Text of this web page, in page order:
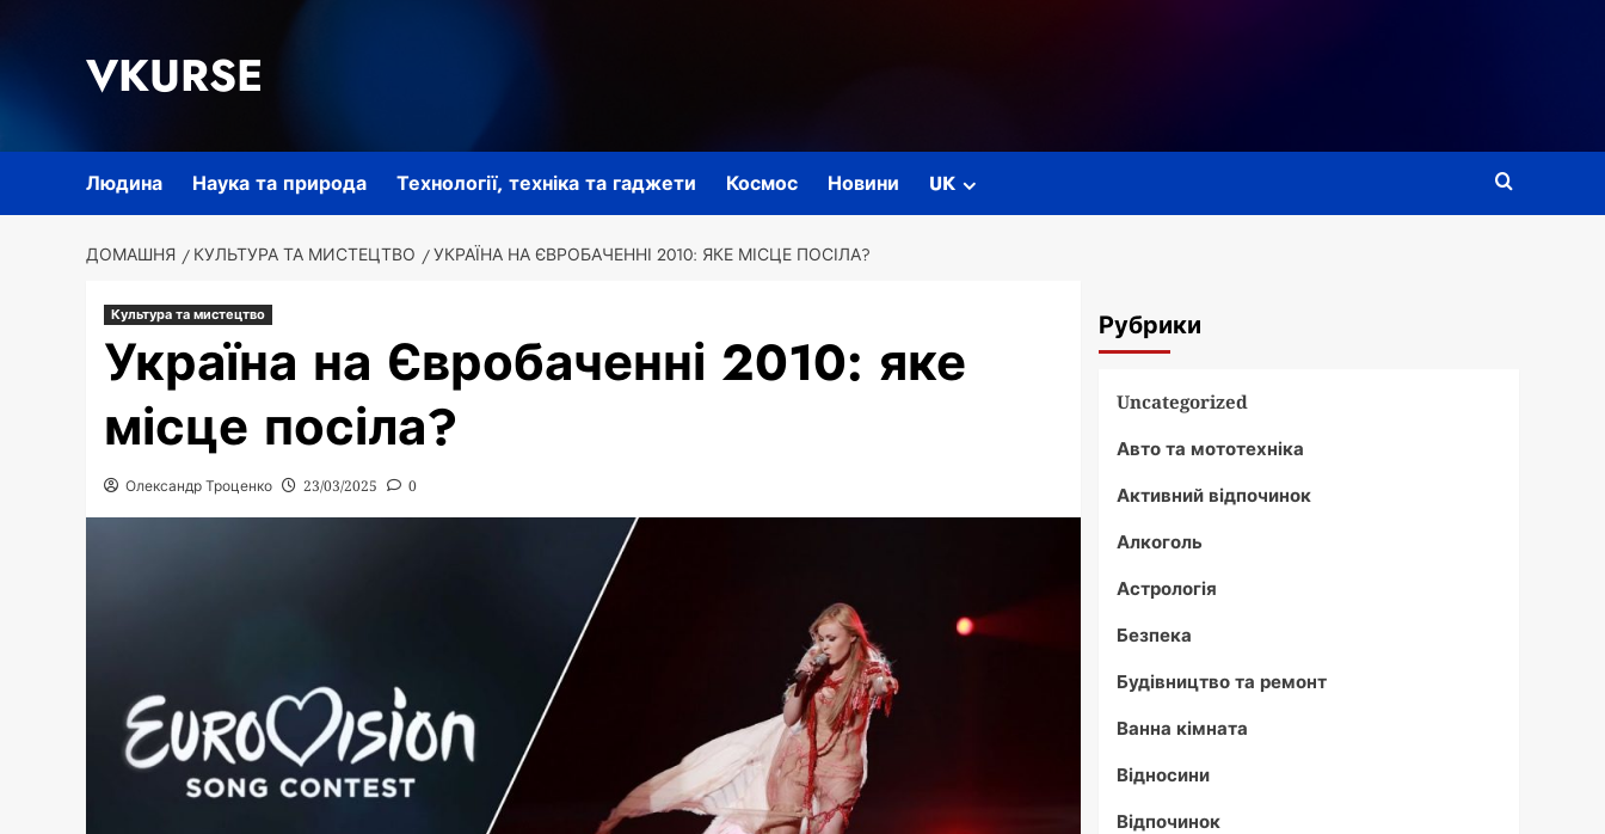
VKURSE
Людина Наука та природа Технології, техніка та гаджети Космос Новини UK
ДОМАШНЯ КУЛЬТУРА ТА МИСТЕЦТВО УКРАЇНА НА ЄВРОБАЧЕННІ 2010: ЯКЕ МІСЦЕ ПОСІЛА?
Культура та мистецтво
Україна на Євробаченні 2010: яке
місце посіла?
Олександр Троценко 23/03/2025 0
Рубрики
Uncategorized
Авто та мототехніка
Активний відпочинок
Алкоголь
Астрологія
Безпека
Будівництво та ремонт
Ванна кімната
Відносини
Відпочинок